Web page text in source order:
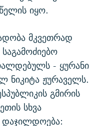
იყო.
მკვეთრად
- ყურანი
ნიკიტა ჟურაველს.
გმირის
სხვა
დაჯილდოება: